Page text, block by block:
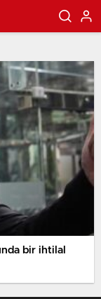
bir ihtilal